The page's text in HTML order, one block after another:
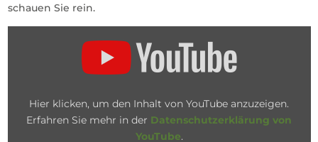
schauen Sie rein.
Manuels
Hier klicken, um den Inhalt von YouTube anzuzeigen.
Erfahren Sie mehr in der Datenschutzerklärung von
YouTube.